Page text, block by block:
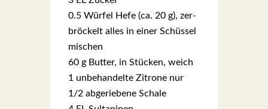
0.5 Wür­fel Hefe (ca. 20 g), zer­
brö­ckelt alles in einer Schüs­sel
mischen
60 g But­ter, in Stü­cken, weich
1 unbe­han­del­te Zitro­ne nur
1/2 abge­rie­be­ne Scha­le